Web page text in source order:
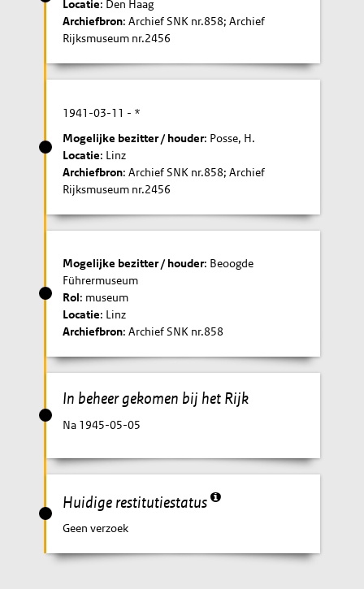
Locatie: Den Haag
Archiefbron: Archief SNK nr.858; Archief
Rijksmuseum nr.2456
1941-03-11 - *
Mogelijke bezitter / houder: Posse, H.
Locatie: Linz
Archiefbron: Archief SNK nr.858; Archief
Rijksmuseum nr.2456
Mogelijke bezitter / houder: Beoogde
Führermuseum
Rol: museum
Locatie: Linz
Archiefbron: Archief SNK nr.858
In beheer gekomen bij het Rijk
Na 1945-05-05
Huidige restitutiestatus
Geen verzoek